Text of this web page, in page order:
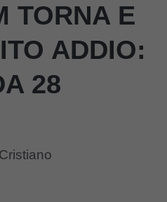
TORNA E
ADDIO:
28
Cristiano